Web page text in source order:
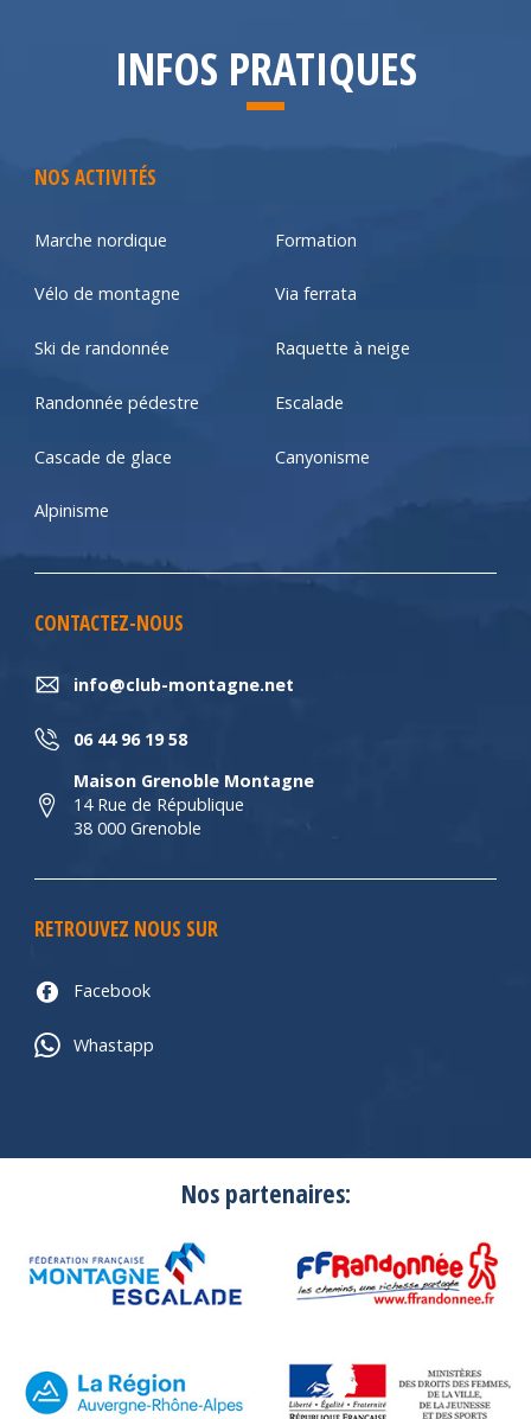
INFOS PRATIQUES
NOS ACTIVITÉS
Marche nordique Formation
Vélo de montagne Via ferrata
Ski de randonnée Raquette à neige
Randonnée pédestre Escalade
Cascade de glace Canyonisme
Alpinisme
CONTACTEZ-NOUS
info@club-montagne.net
06 44 96 19 58
Maison Grenoble Montagne
14 Rue de République
38 000 Grenoble
RETROUVEZ NOUS SUR
Facebook
Whastapp
Nos partenaires: